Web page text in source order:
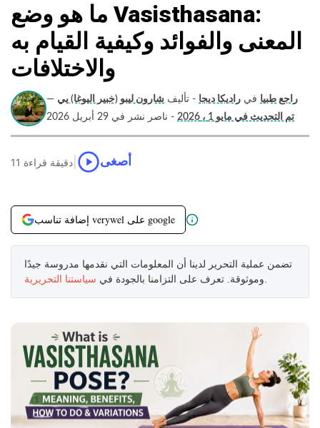
ما هو وضع Vasisthasana:
المعنى والفوائد وكيفية القيام به
والاختلافات
راجع طبيا في راديكا ديجا - تأليف شارون ليبو (خبير اليوغا) يي —
تم التحديث في مايو 1 ، 2026
- ناصر نشر في 29 أبريل 2026
11 دقيقة قراءة أصغى
إضافة تناسب verywel على google
تضمن عملية التحرير لدينا أن المعلومات التي نقدمها مدروسة جيدًا
وموثوقة. تعرف على التزامنا بالجودة في سياستنا التحريرية